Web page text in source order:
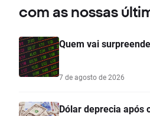
com as nossas
Quem vai
7 de agosto de 2026
Dólar deprecia após